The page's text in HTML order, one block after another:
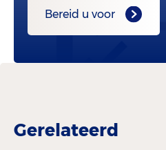
Bereid u voor
Gerelateerd